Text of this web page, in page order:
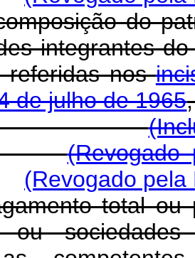
do
integrantes
referidas nos
de julho de 1965
(Revogado pela
total ou
ou